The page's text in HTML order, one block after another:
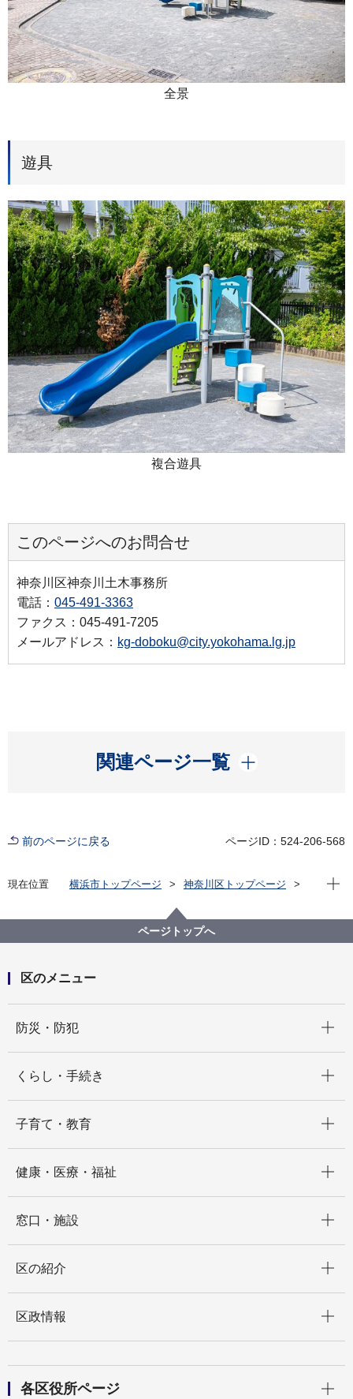
全景
遊具
複合遊具
このページへのお問合せ
神奈川区神奈川土木事務所
電話： 045-491-3363
ファクス：045-491-7205
メールアドレス： kg-doboku@city.yokohama.lg.jp
関連ページ一覧
開く
前のページに戻る ページID：524-206-568
現在位置 横浜市トップページ
神奈川区トップページ
羽沢大道第二公園（はざわだいどうだいにこうえん）
現在
ページトップへ
区のメニュー
防災・防犯
くらし・手続き
子育て・教育
健康・医療・福祉
窓口・施設
区の紹介
区政情報
各区役所ページ